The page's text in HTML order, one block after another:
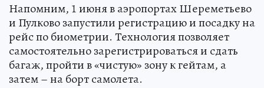
Напомним, 1 июня в аэропортах Шереметьево
и Пулково запустили регистрацию и посадку на
рейс по биометрии. Технология позволяет
самостоятельно зарегистрироваться и сдать
багаж, пройти в «чистую» зону к гейтам, а
затем – на борт самолета.